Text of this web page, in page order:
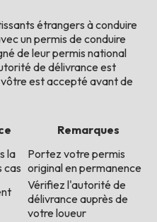
étrangers à conduire
un permis de conduire
de leur permis national
de délivrance est
est accepté avant de
Remarques
la
cas
Portez votre permis
original en permanence
Vérifiez l'autorité de
délivrance auprès de
votre loueur